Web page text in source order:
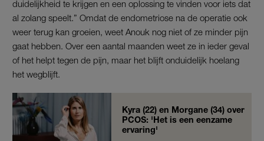
duidelijkheid te krijgen en een oplossing te vinden voor iets dat
al zolang speelt.” Omdat de endometriose na de operatie ook
weer terug kan groeien, weet Anouk nog niet of ze minder pijn
gaat hebben. Over een aantal maanden weet ze in ieder geval
of het helpt tegen de pijn, maar het blijft onduidelijk hoelang
het wegblijft.
Kyra (22) en Morgane (34) over
PCOS: 'Het is een eenzame
ervaring'